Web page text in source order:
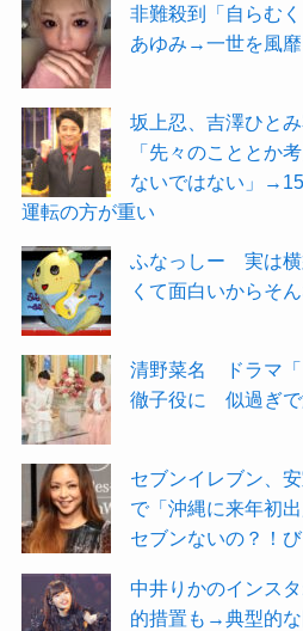
非難殺到「自らむ
あゆみ→一世を風
坂上忍、吉澤ひと
「先々のこととか
ないではない」
運転の方が重い
ふなっしー 実は
くて面白いからそ
清野菜名 ドラマ「
徹子役に 似過ぎで
セブンイレブン、
で「沖縄に来年初
セブンないの？！び
中井りかのインス
的措置も→典型的な